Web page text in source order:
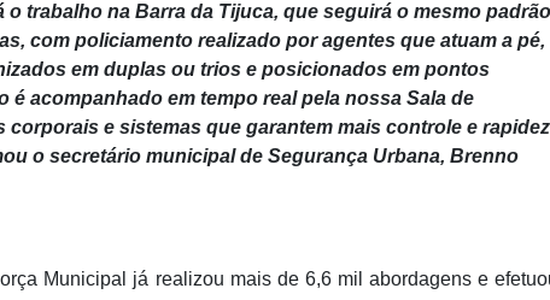
trabalho na Barra da Tijuca, que seguirá o mesmo padrão
com policiamento realizado por agentes que atuam a pé,
em duplas ou trios e posicionados em pontos
é acompanhado em tempo real pela nossa Sala de
corporais e sistemas que garantem mais controle e rapidez
o secretário municipal de Segurança Urbana, Brenno
Municipal já realizou mais de 6,6 mil abordagens e